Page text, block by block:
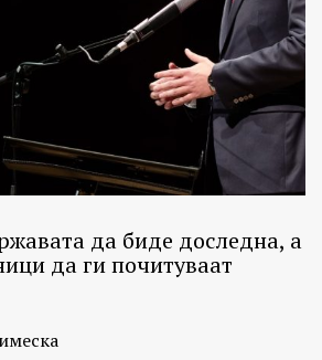
да биде доследна, а
да ги почитуваат